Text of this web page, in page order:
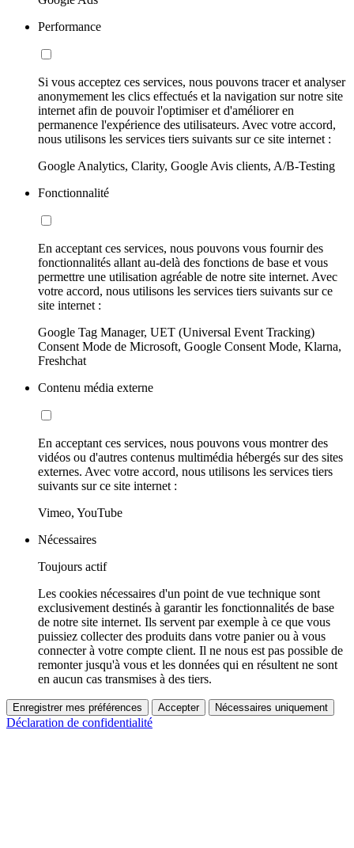
Performance
Si vous acceptez ces services, nous pouvons tracer et analyser
anonymement les clics effectués et la navigation sur notre site
internet afin de pouvoir l'optimiser et d'améliorer en
permanence l'expérience des utilisateurs. Avec votre accord,
nous utilisons les services tiers suivants sur ce site internet :
Google Analytics, Clarity, Google Avis clients, A/B-Testing
Fonctionnalité
En acceptant ces services, nous pouvons vous fournir des
fonctionnalités allant au-delà des fonctions de base et vous
permettre une utilisation agréable de notre site internet. Avec
votre accord, nous utilisons les services tiers suivants sur ce
site internet :
Google Tag Manager, UET (Universal Event Tracking)
Consent Mode de Microsoft, Google Consent Mode, Klarna,
Freshchat
Contenu média externe
En acceptant ces services, nous pouvons vous montrer des
vidéos ou d'autres contenus multimédia hébergés sur des sites
externes. Avec votre accord, nous utilisons les services tiers
suivants sur ce site internet :
Vimeo, YouTube
Nécessaires
Toujours actif
Les cookies nécessaires d'un point de vue technique sont
exclusivement destinés à garantir les fonctionnalités de base
de notre site internet. Ils servent par exemple à ce que vous
puissiez collecter des produits dans votre panier ou à vous
connecter à votre compte client. Il ne nous est pas possible de
remonter jusqu'à vous et les données qui en résultent ne sont
en aucun cas transmises à des tiers.
Enregistrer mes préférences Accepter Nécessaires uniquement
Déclaration de confidentialité